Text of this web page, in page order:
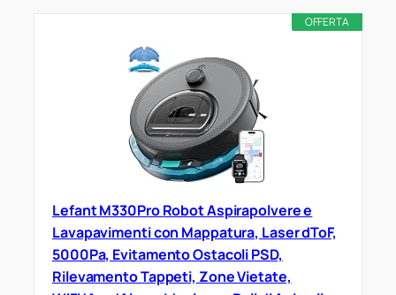
OFFERTA
Lefant M330Pro Robot Aspirapolvere e
Lavapavimenti con Mappatura, Laser dToF,
5000Pa, Evitamento Ostacoli PSD,
Rilevamento Tappeti, Zone Vietate,